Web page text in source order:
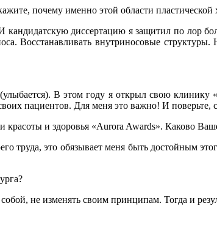
почему именно этой области пластической
кандидатскую диссертацию я защитил по лор
Восстанавливать внутриносовые
В этом году я открыл свою клинику
пациентов. Для меня это важно! И поверьте,
и здоровья «Aurora Awards». Каково
труда, это обязывает меня быть достойным
не изменять своим принципам. Тогда и